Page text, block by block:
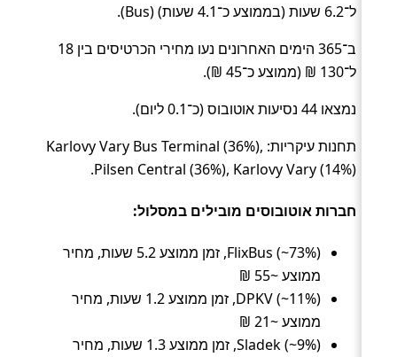
ל־6.2 שעות (בממוצע כ־4.1 שעות) (Bus).
ב־365 הימים האחרונים נעו מחירי הכרטיסים בין 18
ל־130 ₪ (ממוצע כ־45 ₪).
נמצאו 44 נסיעות אוטובוס (כ־0.1 ליום).
תחנות עיקריות: Karlovy Vary Bus Terminal (36%),
Pilsen Central (36%), Karlovy Vary (14%).
חברות אוטובוסים מובילים במסלול:
FlixBus (~73%), זמן ממוצע 5.2 שעות, מחיר
ממוצע ~55 ₪
DPKV (~11%), זמן ממוצע 1.2 שעות, מחיר
ממוצע ~21 ₪
Sladek (~9%), זמן ממוצע 1.3 שעות, מחיר